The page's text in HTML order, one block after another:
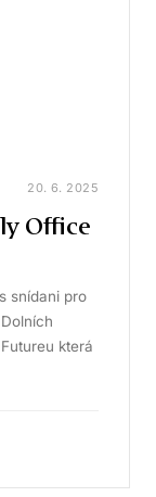
20. 6. 2025
Office
snídani pro
která